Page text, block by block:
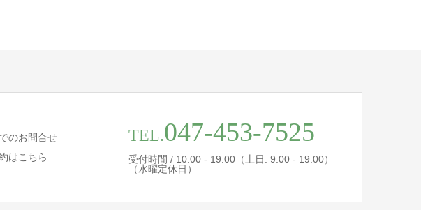
のお問合せ
はこちら
TEL.047-453-7525
受付時間 / 10:00 - 19:00（土日: 9:00 - 19:00）
（水曜定休日）